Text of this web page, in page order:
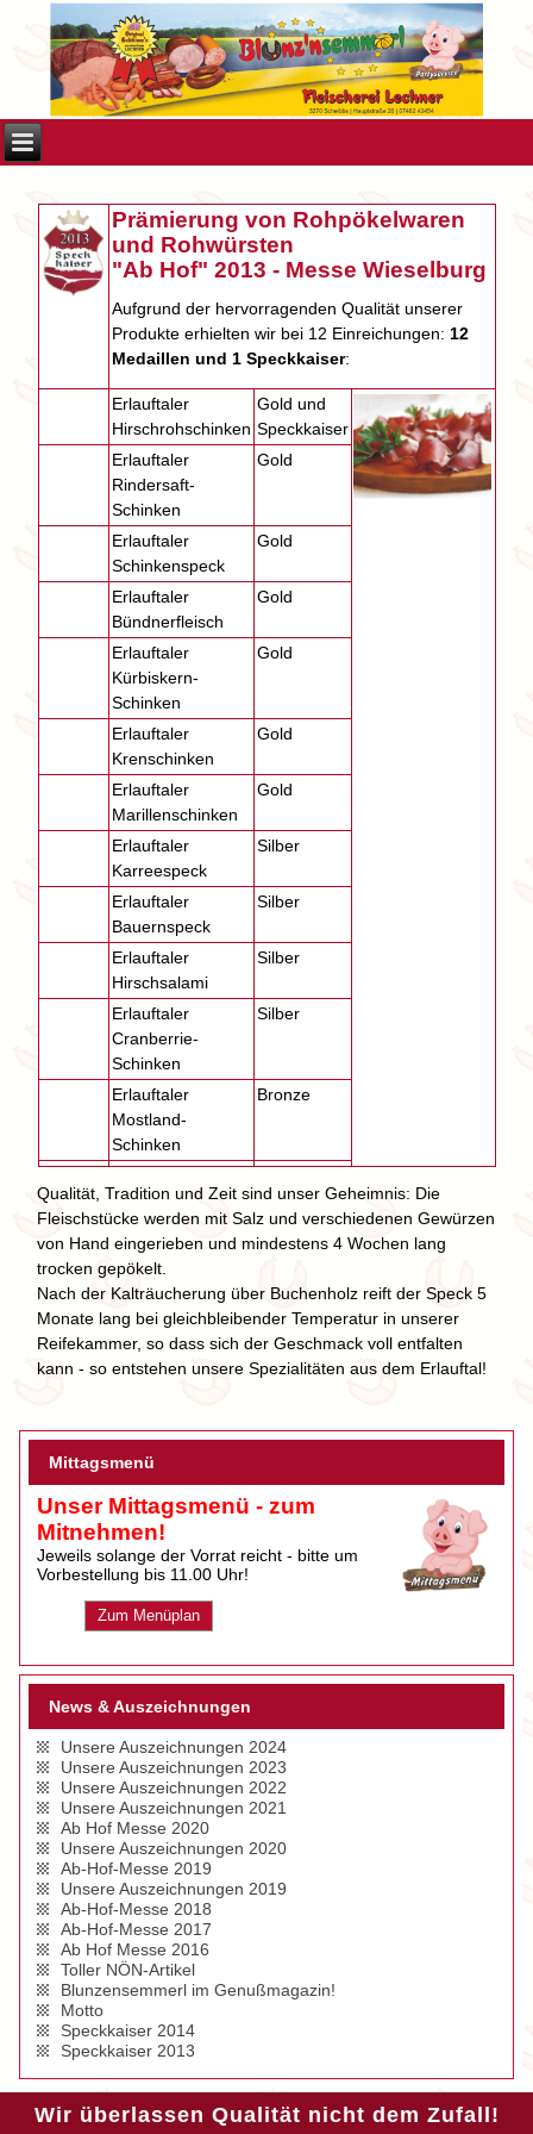
Prämierung von Rohpökelwaren
und Rohwürsten
"Ab Hof" 2013 - Messe Wieselburg
Aufgrund der hervorragenden Qualität unserer
Produkte erhielten wir bei 12 Einreichungen:12
Medaillen und 1 Speckkaiser:
Erlauftaler
Hirschrohschinken
Gold und
Speckkaiser
Erlauftaler
Rindersaft-
Schinken
Gold
Erlauftaler
Schinkenspeck
Gold
Erlauftaler
Bündnerfleisch
Gold
Erlauftaler
Kürbiskern-
Schinken
Gold
Erlauftaler
Krenschinken
Gold
Erlauftaler
Marillenschinken
Gold
Erlauftaler
Karreespeck
Silber
Erlauftaler
Bauernspeck
Silber
Erlauftaler
Hirschsalami
Silber
Erlauftaler
Cranberrie-
Schinken
Silber
Erlauftaler
Mostland-
Schinken
Bronze
Qualität, Tradition und Zeit sind unser Geheimnis: Die
Fleischstücke werden mit Salz und verschiedenen Gewürzen
von Hand eingerieben und mindestens 4 Wochen lang
trocken gepökelt.
Nach der Kalträucherung über Buchenholz reift der Speck 5
Monate lang bei gleichbleibender Temperatur in unserer
Reifekammer, so dass sich der Geschmack voll entfalten
kann - so entstehen unsere Spezialitäten aus dem Erlauftal!
Mittagsmenü
Unser Mittagsmenü - zum
Mitnehmen!
Jeweils solange der Vorrat reicht - bitte um
Vorbestellung bis 11.00 Uhr!
Zum Menüplan
News & Auszeichnungen
Unsere Auszeichnungen 2024
Unsere Auszeichnungen 2023
Unsere Auszeichnungen 2022
Unsere Auszeichnungen 2021
Ab Hof Messe 2020
Unsere Auszeichnungen 2020
Ab-Hof-Messe 2019
Unsere Auszeichnungen 2019
Ab-Hof-Messe 2018
Ab-Hof-Messe 2017
Ab Hof Messe 2016
Toller NÖN-Artikel
Blunzensemmerl im Genußmagazin!
Motto
Speckkaiser 2014
Speckkaiser 2013
Wir überlassen Qualität nicht dem Zufall!